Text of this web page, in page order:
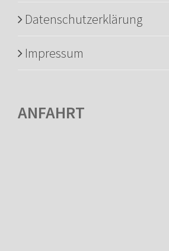
Datenschutzerklärung
Impressum
ANFAHRT